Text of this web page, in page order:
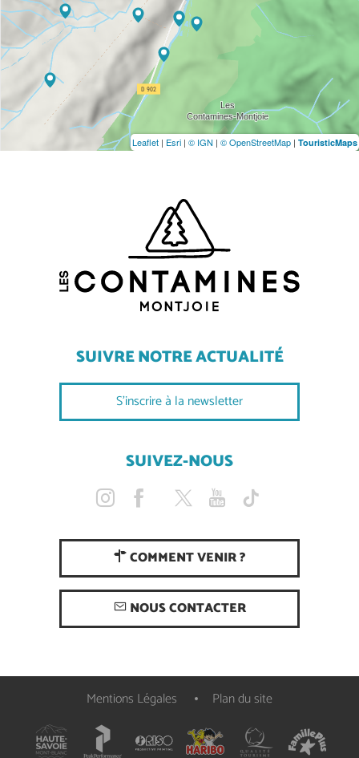
Tarifs
Leaflet | Esri | © IGN | © OpenStreetMap | TouristicMaps
SUIVRE NOTRE ACTUALITÉ
S'inscrire à la newsletter
SUIVEZ-NOUS
COMMENT VENIR ?
NOUS CONTACTER
Mentions Légales Plan du site